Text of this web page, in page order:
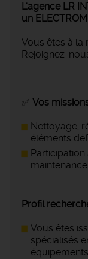
L'agence LR
un
Vous êtes à la
Rejoignez-
✅ Vos
Nettoyage,
éléments
maintenance
Profil
Vous êtes
spécialisés